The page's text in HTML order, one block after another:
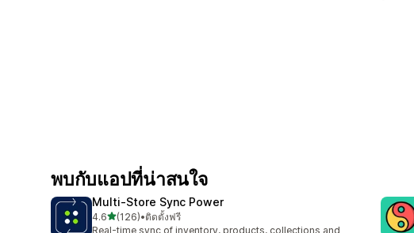
พบกับแอปที่น่าสนใจ
Multi‑Store Sync Power
4.6เต็ม 5 ดาว
(126)
ทั้งหมด 126 รีวิว
•ติดตั้งฟรี
Real-time sync of inventory, products, collections and